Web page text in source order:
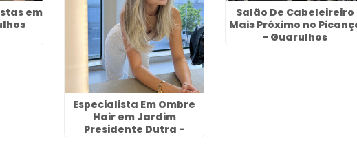
em
Especialista Em Ombre
Hair em Jardim
Presidente Dutra -
Salão De Cabeleireiro
Mais Próximo no
- Guarulhos